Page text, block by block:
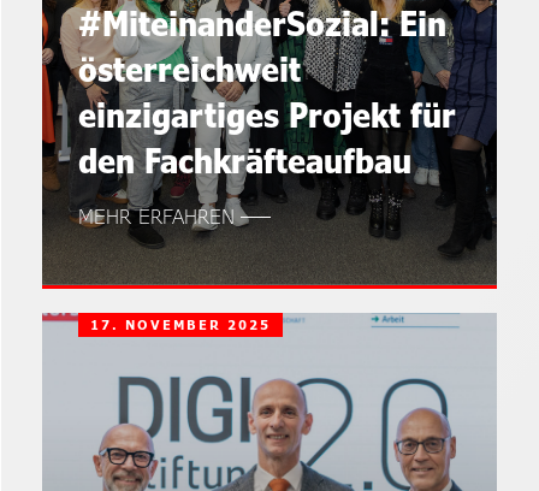
#MiteinanderSozial: Ein
österreichweit
einzigartiges Projekt für
den Fachkräfteaufbau
MEHR ERFAHREN
17. NOVEMBER 2025